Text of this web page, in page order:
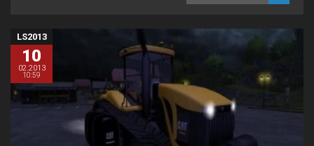
LS2013
10
02.2013
10:59